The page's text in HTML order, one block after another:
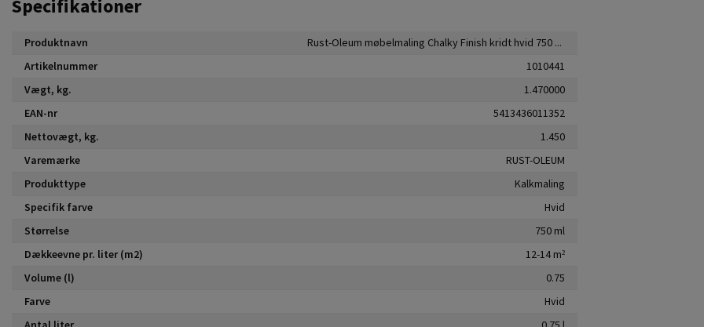
Specifikationer
Produktnavn
Rust-Oleum møbelmaling Chalky Finish kridt hvid 750 ml
Artikelnummer
1010441
Vægt, kg.
1.470000
EAN-nr
5413436011352
Nettovægt, kg.
1.450
Varemærke
RUST-OLEUM
Produkttype
Kalkmaling
Specifik farve
Hvid
Størrelse
750 ml
Dækkeevne pr. liter (m2)
12-14 m²
Volume (l)
0.75
Farve
Hvid